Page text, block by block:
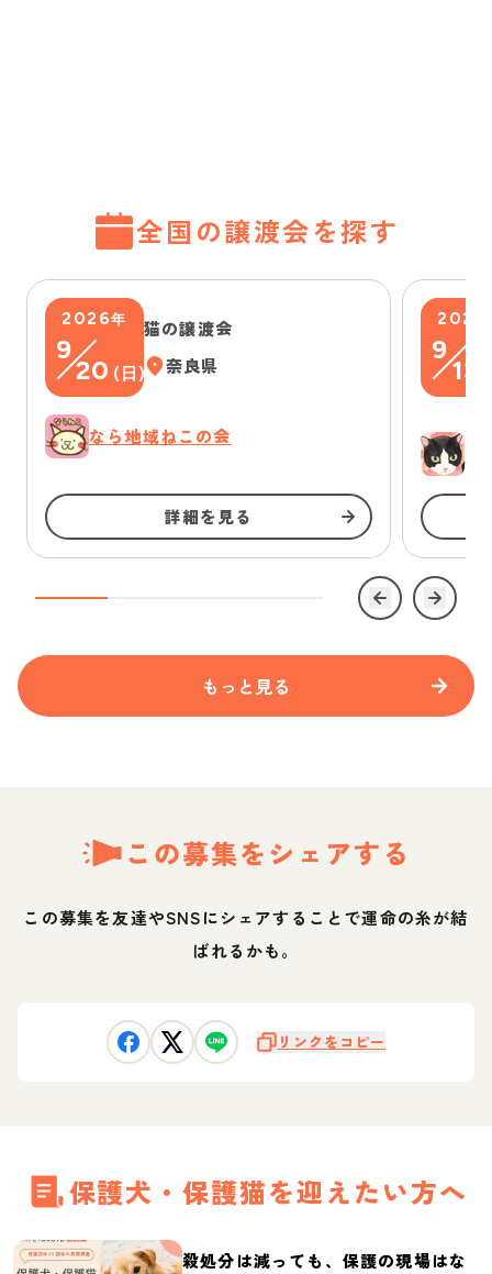
全国の譲渡会を探す
2026年
9
20 ( 日)
猫の譲渡会
奈良県
なら地域ねこの会
詳細を見る
2026
9
13
ゆ
もっと見る
この募集をシェアする
この募集を友達やSNSにシェアすることで運命の糸が結
ばれるかも。
リンクをコピー
保護犬・保護猫を迎えたい方へ
殺処分は減っても、保護の現場はな